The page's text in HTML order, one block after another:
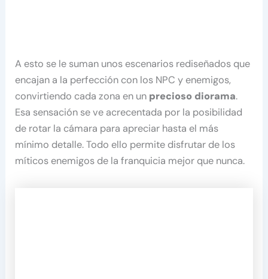
A esto se le suman unos escenarios rediseñados que
encajan a la perfección con los NPC y enemigos,
convirtiendo cada zona en un precioso diorama.
Esa sensación se ve acrecentada por la posibilidad
de rotar la cámara para apreciar hasta el más
mínimo detalle. Todo ello permite disfrutar de los
míticos enemigos de la franquicia mejor que nunca.